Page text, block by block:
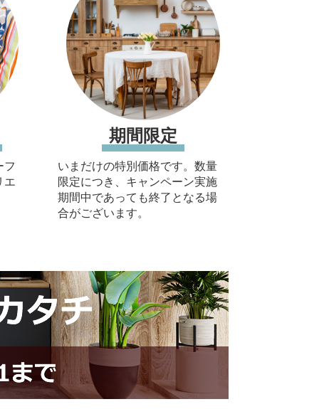
フ
エ
期間限定
いまだけの特別価格です。数量
限定につき、キャンペーン実施
期間中であっても終了となる場
合がございます。